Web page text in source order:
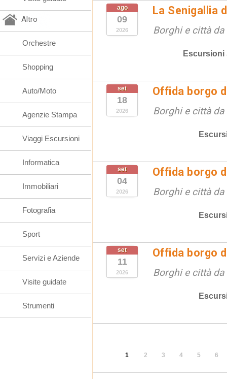
ago
09
2026
La Senigallia
Borghi e città
Escursioni
set
18
2026
Offida borgo
Borghi e città
set
04
2026
Offida borgo
Borghi e città
set
11
2026
Offida borgo
Borghi e città
1 2 3 4 5 6
Altro
Orchestre
Shopping
Auto/Moto
Agenzie Stampa
Viaggi Escursioni
Informatica
Immobiliari
Fotografia
Sport
Servizi e Aziende
Visite guidate
Strumenti